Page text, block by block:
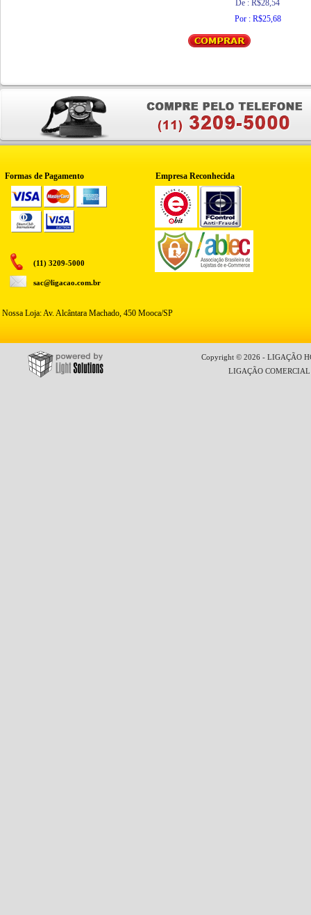
De : R$28,54
Por : R$25,68
Formas de Pagamento Empresa Reconhecida
(11) 3209-5000
sac@ligacao.com.br
Nossa Loja: Av. Alcântara Machado, 450 Mooca/SP
Copyright © 2026 - LIGAÇÃO
LIGAÇÃO